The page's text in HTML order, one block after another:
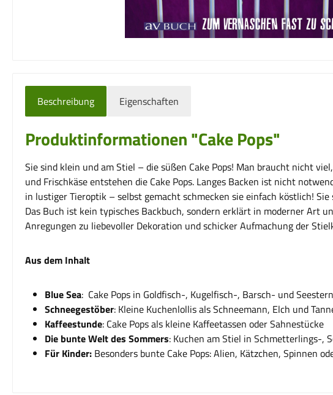
Beschreibung Eigenschaften
Produktinformationen "Cake Pops"
Sie sind klein und am Stiel – die süßen Cake Pops! Man braucht nicht
und Frischkäse entstehen die Cake Pops. Langes Backen ist nicht
in lustiger Tieroptik – selbst gemacht schmecken sie einfach köstlich!
Das Buch ist kein typisches Backbuch, sondern erklärt in moderner Art
Anregungen zu liebevoller Dekoration und schicker Aufmachung der
Aus dem Inhalt
Blue Sea: Cake Pops in Goldfisch-, Kugelfisch-, Barsch- und
Schneegestöber: Kleine Kuchenlollis als Schneemann, Elch und
Kaffeestunde: Cake Pops als kleine Kaffeetassen oder Sahnestücke
Die bunte Welt des Sommers: Kuchen am Stiel in Schmetterlings-,
Für Kinder: Besonders bunte Cake Pops: Alien, Kätzchen, Spinnen